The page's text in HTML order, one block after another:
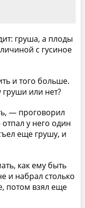
груша, а плоды
с гусиное
и того больше.
или нет?
— проговорил
у него один
еще грушу, и
как ему быть
и набрал столько
потом взял еще